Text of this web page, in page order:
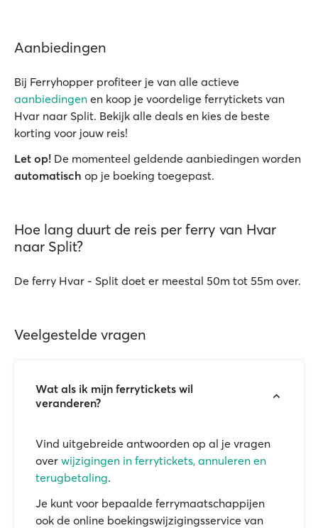
Aanbiedingen
Bij Ferryhopper profiteer je van alle actieve
aanbiedingen en koop je voordelige ferrytickets van
Hvar naar Split. Bekijk alle deals en kies de beste
korting voor jouw reis!
Let op! De momenteel geldende aanbiedingen worden
automatisch op je boeking toegepast.
Hoe lang duurt de reis per ferry van Hvar
naar Split?
De ferry Hvar - Split doet er meestal 50m tot 55m over.
Veelgestelde vragen
Wat als ik mijn ferrytickets wil
veranderen?
Vind uitgebreide antwoorden op al je vragen
over wijzigingen in ferrytickets, annuleren en
terugbetaling.
Je kunt voor bepaalde ferrymaatschappijen
ook de online boekingswijzigingsservice van